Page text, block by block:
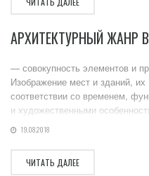
АРХИТЕКТУРНЫЙ ЖАНР
— совокупность элементов и
Изображение мест и зданий,
соответствии со временем,
и художественными
19.08.2018
ЧИТАТЬ ДАЛЕЕ